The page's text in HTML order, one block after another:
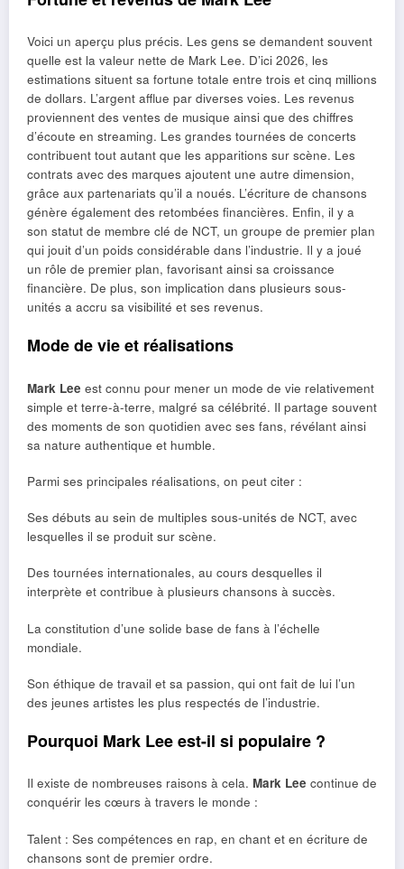
Voici un aperçu plus précis. Les gens se demandent souvent
quelle est la valeur nette de Mark Lee. D’ici 2026, les
estimations situent sa fortune totale entre trois et cinq millions
de dollars. L’argent afflue par diverses voies. Les revenus
proviennent des ventes de musique ainsi que des chiffres
d’écoute en streaming. Les grandes tournées de concerts
contribuent tout autant que les apparitions sur scène. Les
contrats avec des marques ajoutent une autre dimension,
grâce aux partenariats qu’il a noués. L’écriture de chansons
génère également des retombées financières. Enfin, il y a
son statut de membre clé de NCT, un groupe de premier plan
qui jouit d’un poids considérable dans l’industrie. Il y a joué
un rôle de premier plan, favorisant ainsi sa croissance
financière. De plus, son implication dans plusieurs sous-
unités a accru sa visibilité et ses revenus.
Mode de vie et réalisations
Mark Lee est connu pour mener un mode de vie relativement
simple et terre-à-terre, malgré sa célébrité. Il partage souvent
des moments de son quotidien avec ses fans, révélant ainsi
sa nature authentique et humble.
Parmi ses principales réalisations, on peut citer :
Ses débuts au sein de multiples sous-unités de NCT, avec
lesquelles il se produit sur scène.
Des tournées internationales, au cours desquelles il
interprète et contribue à plusieurs chansons à succès.
La constitution d’une solide base de fans à l’échelle
mondiale.
Son éthique de travail et sa passion, qui ont fait de lui l’un
des jeunes artistes les plus respectés de l’industrie.
Pourquoi Mark Lee est-il si populaire ?
Il existe de nombreuses raisons à cela. Mark Lee continue de
conquérir les cœurs à travers le monde :
Talent : Ses compétences en rap, en chant et en écriture de
chansons sont de premier ordre.